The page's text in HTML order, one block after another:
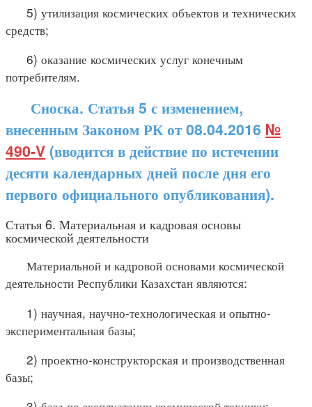
5) утилизация космических объектов и технических
средств;
6) оказание космических услуг конечным
потребителям.
Сноска. Статья 5 с изменением,
внесенным Законом РК от 08.04.2016 №
490-V (вводится в действие по истечении
десяти календарных дней после дня его
первого официального опубликования).
Статья 6. Материальная и кадровая основы
космической деятельности
Материальной и кадровой основами космической
деятельности Республики Казахстан являются:
1) научная, научно-технологическая и опытно-
экспериментальная базы;
2) проектно-конструкторская и производственная
базы;